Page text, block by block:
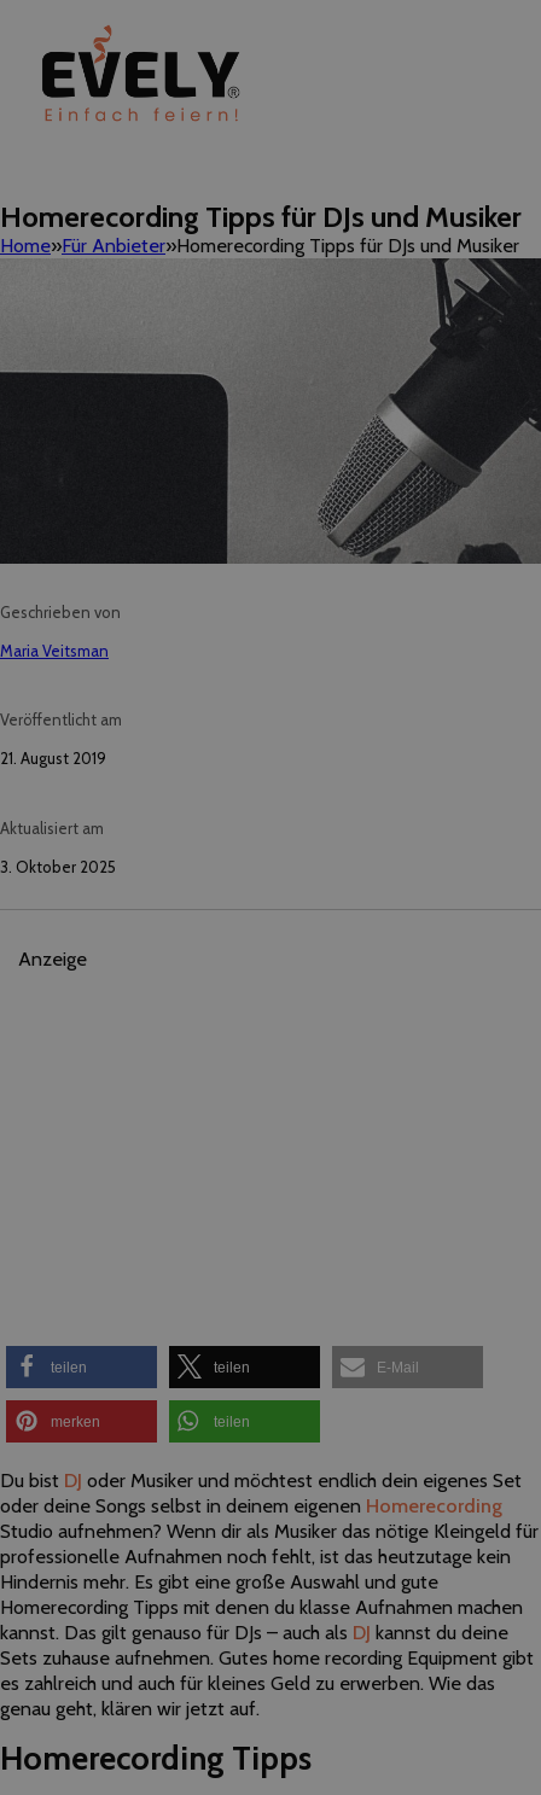
Homerecording Tipps für DJs und Musiker
Home Für Anbieter Homerecording Tipps für DJs und Musiker
Geschrieben von
Maria Veitsman
Veröffentlicht am
21. August 2019
Aktualisiert am
3. Oktober 2025
Anzeige
teilen teilen E-Mail
merken teilen
Du bist DJ oder Musiker und möchtest endlich dein eigenes Set
oder deine Songs selbst in deinem eigenen Homerecording
Studio aufnehmen? Wenn dir als Musiker das nötige Kleingeld für
professionelle Aufnahmen noch fehlt, ist das heutzutage kein
Hindernis mehr. Es gibt eine große Auswahl und gute
Homerecording Tipps mit denen du klasse Aufnahmen machen
kannst. Das gilt genauso für DJs – auch als DJ kannst du deine
Sets zuhause aufnehmen. Gutes home recording Equipment gibt
es zahlreich und auch für kleines Geld zu erwerben. Wie das
genau geht, klären wir jetzt auf.
Homerecording Tipps